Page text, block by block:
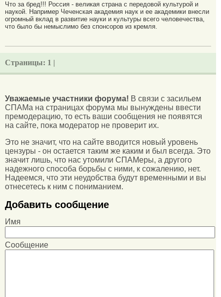
Что за бред!!! Россия - великая страна с передовой культурой и
наукой. Например Чеченская академия наук и ее академики внесли
огромный вклад в развитие науки и культуры всего человечества,
что было бы немыслимо без спонсоров из кремля.
Страницы: 1 |
Уважаемые участники форума! В связи с засильем
СПАМа на страницах форума мы вынуждены ввести
премодерацию, то есть ваши сообщения не появятся
на сайте, пока модератор не проверит их.
Это не значит, что на сайте вводится новый уровень
цензуры - он остается таким же каким и был всегда. Это
значит лишь, что нас утомили СПАМеры, а другого
надежного способа борьбы с ними, к сожалению, нет.
Надеемся, что эти неудобства будут временными и вы
отнесетесь к ним с пониманием.
Добавить сообщение
Имя
Сообщение